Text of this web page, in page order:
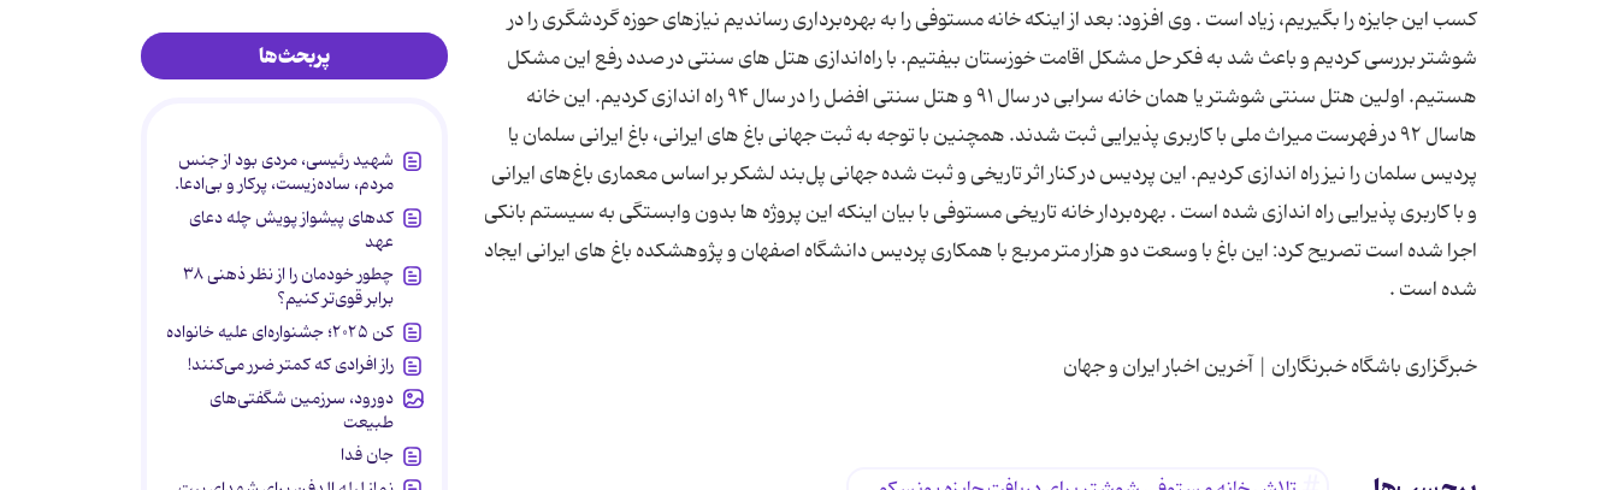
کسب این جایزه را بگیریم، زیاد است . وی افزود: بعد از اینکه خانه مستوفی را به بهره‌برداری رساندیم نیازهای حوزه گردشگری را در
شوشتر بررسی کردیم و باعث شد به فکر حل مشکل اقامت خوزستان بیفتیم. با راه‌اندازی هتل های سنتی در صدد رفع این مشکل
هستیم. اولین هتل سنتی شوشتر یا همان خانه سرابی در سال ۹۱ و هتل سنتی افضل را در سال ۹۴ راه اندازی کردیم. این خانه
هاسال ۹۲ در فهرست میراث ملی با کاربری پذیرایی ثبت شدند. همچنین با توجه به ثبت جهانی باغ های ایرانی، باغ ایرانی سلمان یا
پردیس سلمان را نیز راه اندازی کردیم. این پردیس در کنار اثر تاریخی و ثبت شده جهانی پل‌بند لشکر بر اساس معماری باغ‌های ایرانی
و با کاربری پذیرایی راه اندازی شده است . بهره‌بردار خانه تاریخی مستوفی با بیان اینکه این پروژه ها بدون وابستگی به سیستم بانکی
اجرا شده است تصریح کرد: این باغ با وسعت دو هزار متر مربع با همکاری پردیس دانشگاه اصفهان و پژوهشکده باغ های ایرانی ایجاد
خبرگزاری باشگاه خبرنگاران | آخرین اخبار ایران و جهان
پربحث‌ها
شهید رئیسی، مردی بود از جنس
مردم، ساده‌زیست، پرکار و بی‌ادعا.
کدهای پیشواز پویش چله دعای
عهد
چطور خودمان را از نظر ذهنی ۳۸
برابر قوی‌تر کنیم؟
کن ۲۰۲۵؛ جشنواره‌ای علیه خانواده
راز افرادی که کمتر ضرر می‌کنند!
دورود، سرزمین شگفتی‌های
طبیعت
جان فدا